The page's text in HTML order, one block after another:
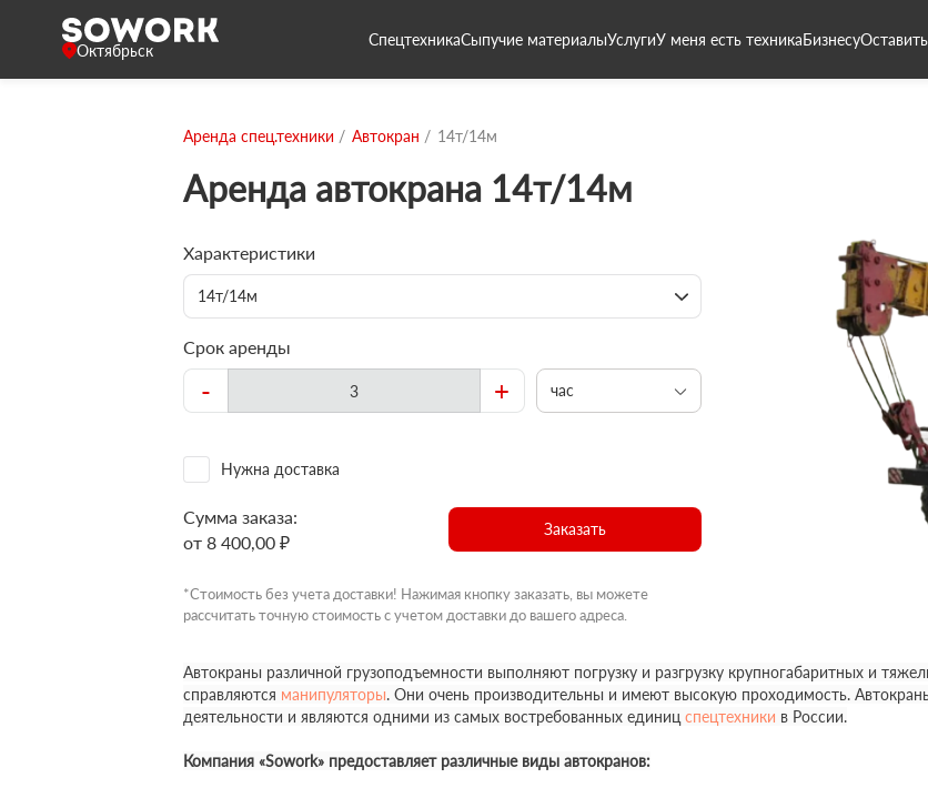
Октябрьск
СпецтехникаСыпучие материалыУслугиУ меня есть техникаБизнесу
Аренда спец.техники Автокран 14т/14м
Аренда автокрана 14т/14м
Характеристики
14т/14м
Срок аренды
- + час
Нужна доставка
Сумма заказа:
от 8 400,00 ₽
Заказать
*Стоимость без учета доставки! Нажимая кнопку заказать, вы можете
рассчитать точную стоимость с учетом доставки до вашего адреса.
Автокраны различной грузоподъемности выполняют погрузку и разгрузку крупногабаритных и
справляются манипуляторы. Они очень производительны и имеют высокую проходимость.
деятельности и являются одними из самых востребованных единиц спецтехники в России.
Компания «Sowork» предоставляет различные виды автокранов: